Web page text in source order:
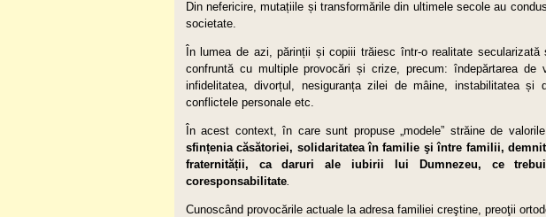
Din nefericire, mutațiile și transformările din ultimele secole au
societate.
În lumea de azi, părinții și copiii trăiesc într-o realitate
confruntă cu multiple provocări și crize, precum: îndepărtarea de
infidelitatea, divorțul, nesiguranța zilei de mâine, instabilitatea și
conflictele personale etc.
În acest context, în care sunt propuse „modele” străine de
sfințenia căsătoriei, solidaritatea în familie şi între familii,
fraternității, ca daruri ale iubirii lui Dumnezeu, ce
coresponsabilitate.
Cunoscând provocările actuale la adresa familiei creştine, preoţii